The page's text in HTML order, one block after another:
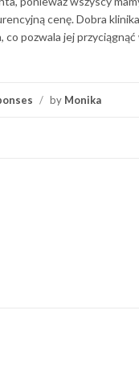
cenę. Dobra
pozwala jej
/ by Monika